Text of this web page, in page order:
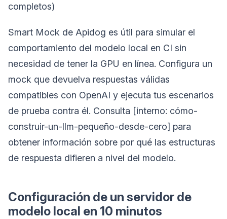
completos)
Smart Mock de Apidog es útil para simular el
comportamiento del modelo local en CI sin
necesidad de tener la GPU en línea. Configura un
mock que devuelva respuestas válidas
compatibles con OpenAI y ejecuta tus escenarios
de prueba contra él. Consulta [interno: cómo-
construir-un-llm-pequeño-desde-cero] para
obtener información sobre por qué las estructuras
de respuesta difieren a nivel del modelo.
Configuración de un servidor de
modelo local en 10 minutos